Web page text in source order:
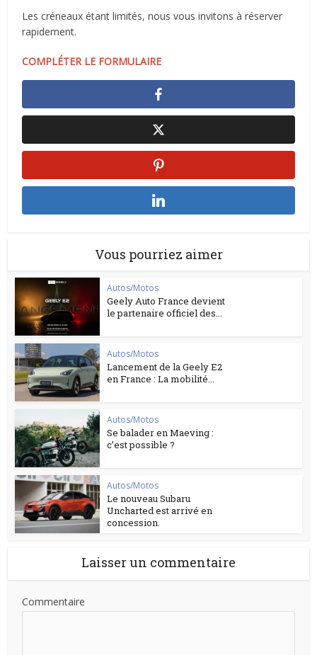
Les créneaux étant limités, nous vous invitons à réserver
rapidement.
COMPLÉTER LE FORMULAIRE
Vous pourriez aimer
Autos/Motos
Geely Auto France devient
le partenaire officiel des...
Autos/Motos
Lancement de la Geely E2
en France : La mobilité...
Autos/Motos
Se balader en Maeving :
c’est possible ?
Autos/Motos
Le nouveau Subaru
Uncharted est arrivé en
concession.
Laisser un commentaire
Commentaire